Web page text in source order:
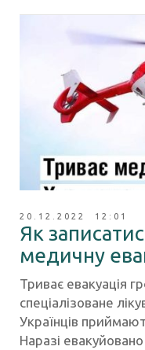
20.12.2022 12:01
Як
медичну
Триває евакуація
спеціалізоване
Українців
Наразі